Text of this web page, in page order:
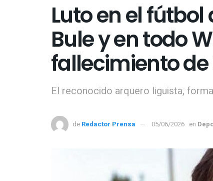
Luto en el fútbol
Bule y en todo
fallecimiento de
El reconocido arquero liguista,
de Redactor Prensa 05/06/2026 en